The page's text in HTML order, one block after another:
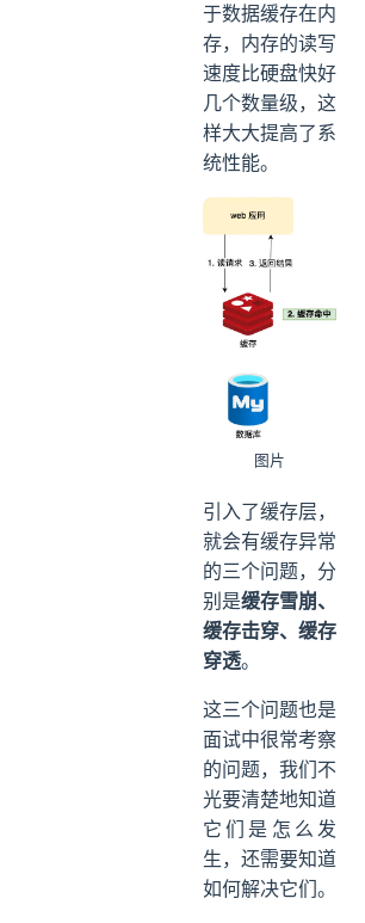
于数据缓存在内
存，内存的读写
速度比硬盘快好
几个数量级，这
样大大提高了系
统性能。
图片
引入了缓存层，
就会有缓存异常
的三个问题，分
别是缓存雪崩、
缓存击穿、缓存
穿透。
这三个问题也是
面试中很常考察
的问题，我们不
光要清楚地知道
它们是怎么发
生，还需要知道
如何解决它们。